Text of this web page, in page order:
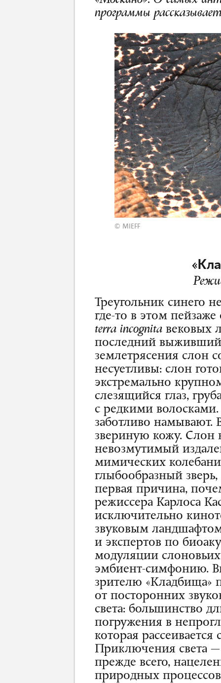
программы
© MIEFF
Треугольник синего
где-то в этом
terra incognita вековых
последний выживший
землетрясения слон
несуетливы: слон
экстремально
слезящийся глаз,
с редкими
заботливо намывают.
звериную кожу. Слон
невозмутимый
мимических
глыбообразный
первая причина,
режиссера Карлоса
исключительно
звуковым
и экспертов по
модуляции
эмбиент-симфонию.
зрителю «Кладбища»
от посторонних
света: большинство
погружения в
которая
Приключения света —
прежде всего,
природных